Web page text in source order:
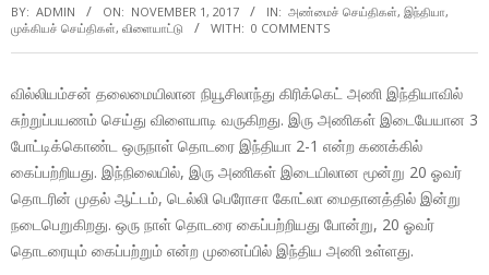
BY: ADMIN ON: NOVEMBER 1, 2017 IN: அண்மைச் செய்திகள், இந்தியா,
முக்கியச் செய்திகள், விளையாட்டு WITH: 0 COMMENTS
வில்லியம்சன் தலைமையிலான நியூசிலாந்து கிரிக்கெட் அணி இந்தியாவில்
சுற்றுப்பயணம் செய்து விளையாடி வருகிறது. இரு அணிகள் இடையேயான 3
போட்டிக்கொண்ட ஒருநாள் தொடரை இந்தியா 2-1 என்ற கணக்கில்
கைப்பற்றியது. இந்நிலையில், இரு அணிகள் இடையிலான மூன்று 20 ஓவர்
தொடரின் முதல் ஆட்டம், டெல்லி பெரோசா கோட்லா மைதானத்தில் இன்று
நடைபெறுகிறது. ஒரு நாள் தொடரை கைப்பற்றியது போன்று, 20 ஓவர்
தொடரையும் கைப்பற்றும் என்ற முனைப்பில் இந்திய அணி உள்ளது.